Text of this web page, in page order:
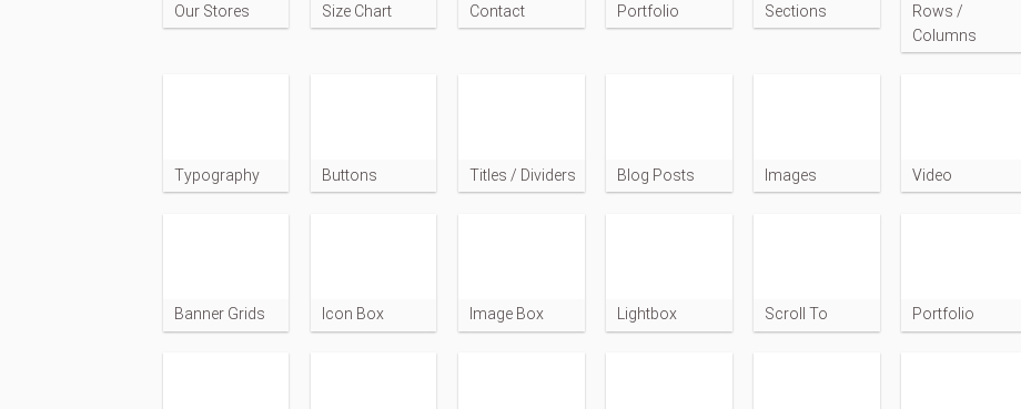
Our Stores Size Chart Contact Portfolio Sections
Rows /
Columns
Typography Buttons Titles / Dividers Blog Posts Images Video
Banner Grids Icon Box Image Box Lightbox Scroll To Portfolio